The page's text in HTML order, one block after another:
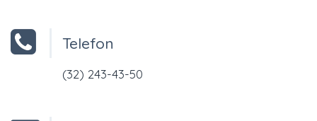
Telefon
(32) 243-43-50